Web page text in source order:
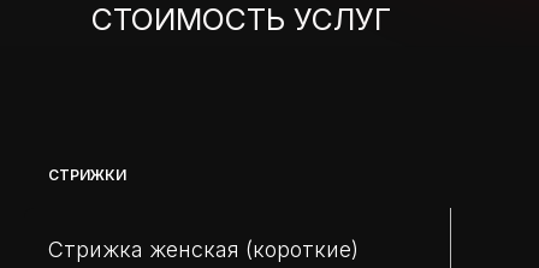
СТОИМОСТЬ УСЛУГ
СТРИЖКИ
Стрижка женская (короткие)